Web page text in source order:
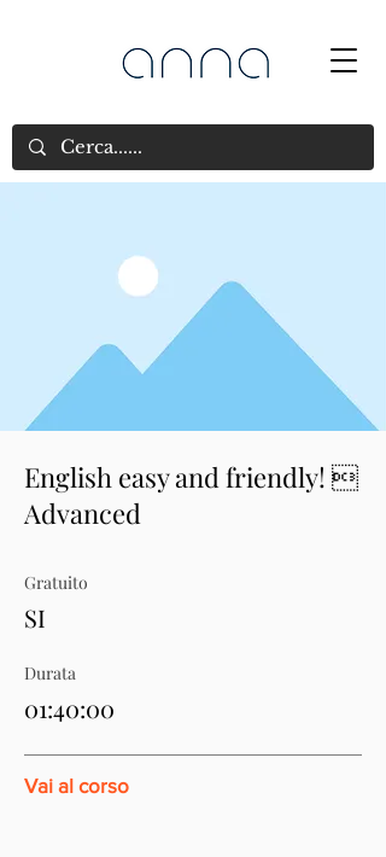
English easy and friendly! 
Advanced
Gratuito
SI
Durata
01:40:00
Vai al corso